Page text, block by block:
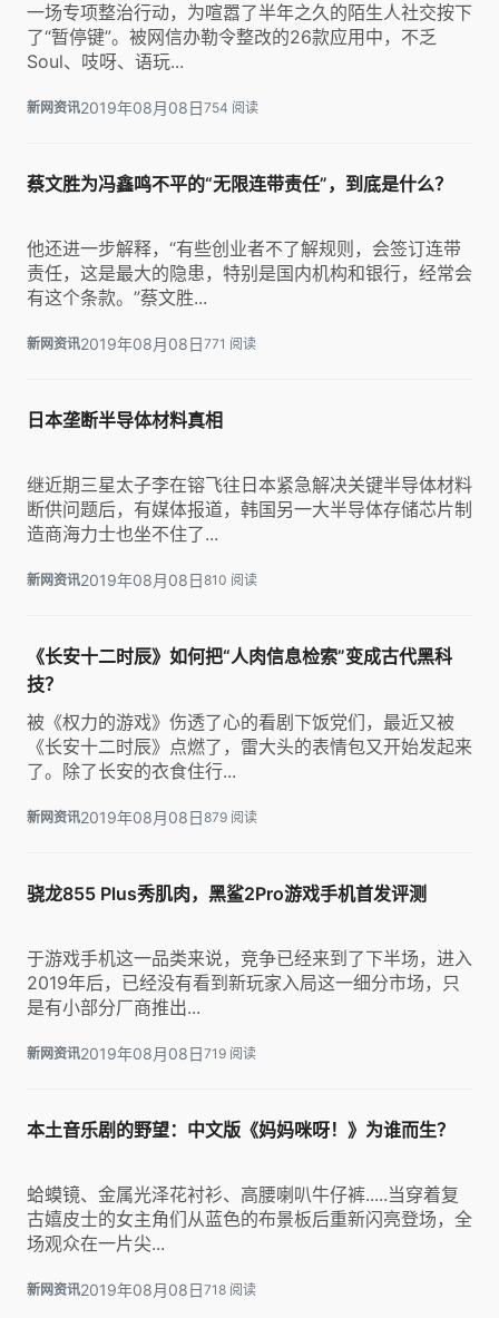
一场专项整治行动，为喧嚣了半年之久的陌生人社交按下
了“暂停键”。被网信办勒令整改的26款应用中，不乏
Soul、吱呀、语玩...
新网资讯2019年08月08日754 阅读
蔡文胜为冯鑫鸣不平的“无限连带责任”，到底是什么？
他还进一步解释，“有些创业者不了解规则，会签订连带
责任，这是最大的隐患，特别是国内机构和银行，经常会
有这个条款。”蔡文胜...
新网资讯2019年08月08日771 阅读
日本垄断半导体材料真相
继近期三星太子李在镕飞往日本紧急解决关键半导体材料
断供问题后，有媒体报道，韩国另一大半导体存储芯片制
造商海力士也坐不住了...
新网资讯2019年08月08日810 阅读
《长安十二时辰》如何把“人肉信息检索”变成古代黑科
技？
被《权力的游戏》伤透了心的看剧下饭党们，最近又被
《长安十二时辰》点燃了，雷大头的表情包又开始发起来
了。除了长安的衣食住行...
新网资讯2019年08月08日879 阅读
骁龙855 Plus秀肌肉，黑鲨2Pro游戏手机首发评测
于游戏手机这一品类来说，竞争已经来到了下半场，进入
2019年后，已经没有看到新玩家入局这一细分市场，只
是有小部分厂商推出...
新网资讯2019年08月08日719 阅读
本土音乐剧的野望：中文版《妈妈咪呀！》为谁而生？
蛤蟆镜、金属光泽花衬衫、高腰喇叭牛仔裤.....当穿着复
古嬉皮士的女主角们从蓝色的布景板后重新闪亮登场，全
场观众在一片尖...
新网资讯2019年08月08日718 阅读